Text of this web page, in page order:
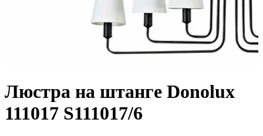
Люстра на штанге Donolux
111017 S111017/6